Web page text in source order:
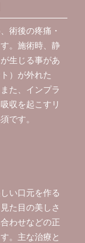
術後の疼痛・
。施術時、静
生じる事があ
）が外れた
た、インプラ
収を起こすリ
です。
い口元を作る
た目の美しさ
わせなどの正
。主な治療と